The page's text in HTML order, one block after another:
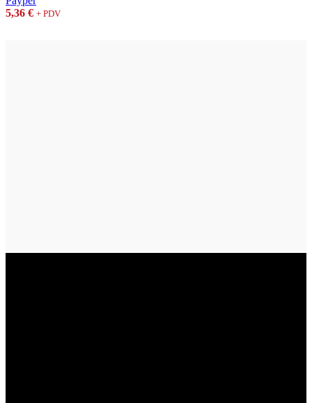
5,36 € + PDV